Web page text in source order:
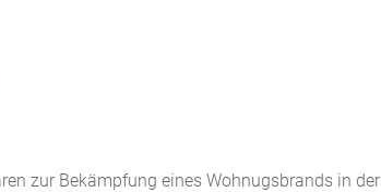
zur Bekämpfung eines Wohnugsbrands in der